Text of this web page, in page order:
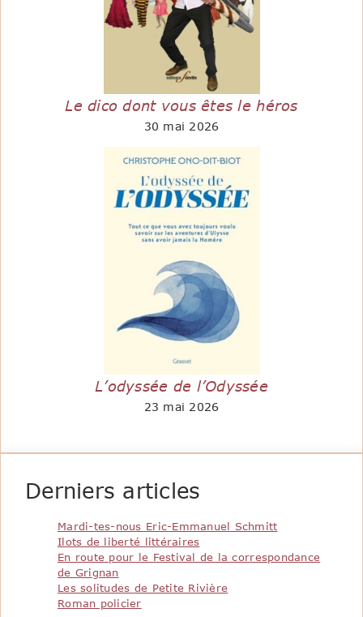
Le dico dont vous êtes le héros
30 mai 2026
L’odyssée de l’Odyssée
23 mai 2026
Derniers articles
Mardi-tes-nous Eric-Emmanuel Schmitt
Ilots de liberté littéraires
En route pour le Festival de la correspondance
de Grignan
Les solitudes de Petite Rivière
Roman policier